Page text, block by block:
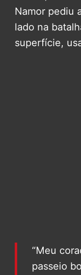
Namor pediu
lado na
superfície,
“Meu
passeio